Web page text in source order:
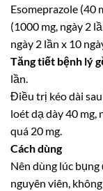
Esomeprazole (40
(1000 mg, ngày 2
ngày 2 lần x 10
Tăng tiết bệnh lý
lần.
Điều trị kéo dài
loét dạ dày 40 mg,
quá 20 mg.
Cách dùng
Nên dùng lúc
nguyên viên,